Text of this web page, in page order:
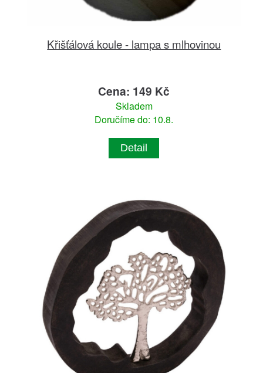
Křišťálová koule - lampa s mlhovinou
Cena: 149 Kč
Skladem
Doručíme do: 10.8.
Detail